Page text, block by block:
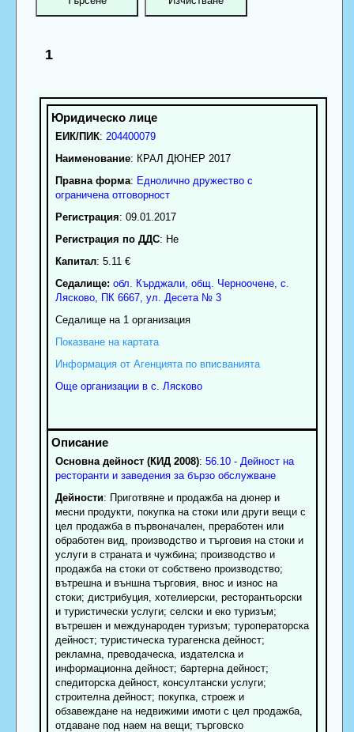
1
ЕИК/ПИК: 204400079
Наименование: КРАЛ ДЮНЕР 2017
Правна форма: Еднолично дружество с
ограничена отговорност
Регистрация: 09.01.2017
Регистрация по ДДС: Нe
Капитал: 5.11 €
Седалище: обл. Кърджали, общ. Черноочене, с.
Лясково, ПК 6667, ул. Десета № 3
Седалище на 1 организация
Показване на картата
Информация от Агенцията по вписванията
Още организации в с. Лясково
Основна дейност (КИД 2008): 56.10 - Дейност на
ресторанти и заведения за бързо обслужване
Дейности: Приготвяне и продажба на дюнер и
месни продукти, покупка на стоки или други вещи с
цел продажба в първоначален, преработен или
обработен вид, производство и търговия на стоки и
услуги в страната и чужбина; производство и
продажба на стоки от собствено производство;
вътрешна и външна търговия, внос и износ на
стоки; дистрибуция, хотелиерски, ресторантьорски
и туристически услуги; селски и еко туризъм;
вътрешен и международен туризъм; туроператорска
дейност; туристическа турагенска дейност;
рекламна, преводаческа, издателска и
информационна дейност; бартерна дейност;
спедиторска дейност, консултански услуги;
строителна дейност; покупка, строеж и
обзавеждане на недвижими имоти с цел продажба,
отдаване под наем на вещи; търговско